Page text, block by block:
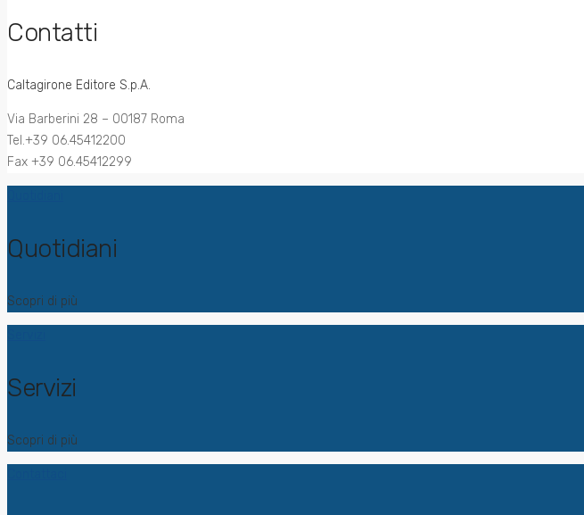
Contatti
Caltagirone Editore S.p.A.
Via Barberini 28 – 00187 Roma
Tel.+39 06.45412200
Fax +39 06.45412299
Quotidiani
Scopri di più
Servizi
Scopri di più